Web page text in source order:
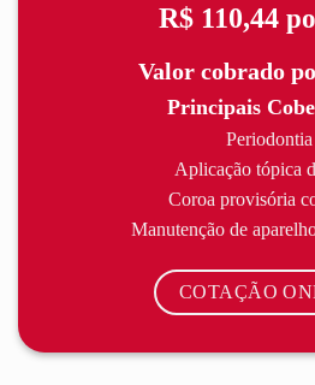
R$ 110,44
Valor cobrado
Principais
Periodontia
Aplicação tópica
Coroa provisória
Manutenção de
COTAÇÃO